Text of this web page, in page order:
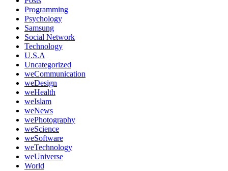
Programming
Psychology
Samsung
Social Network
Technology
U.S.A
Uncategorized
weCommunication
weDesign
weHealth
weIslam
weNews
wePhotography
weScience
weSoftware
weTechnology
weUniverse
World